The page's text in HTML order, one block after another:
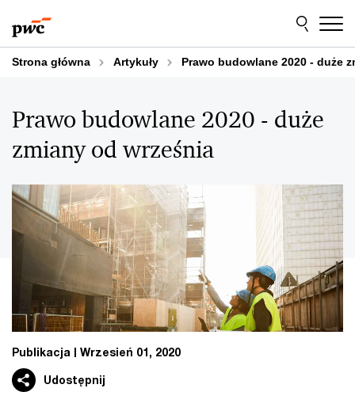
do
treści
do
stopki
Strona główna Artykuły Prawo budowlane 2020 - duże
Prawo budowlane 2020 - duże
zmiany od września
Publikacja Wrzesień 01, 2020
Udostępnij